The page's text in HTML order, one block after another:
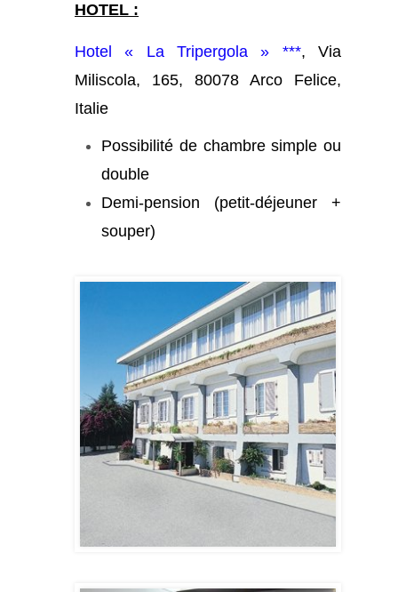
HOTEL :
Hotel « La Tripergola » ***, Via
Miliscola, 165, 80078 Arco Felice,
Italie
Possibilité de chambre simple ou
double
Demi-pension (petit-déjeuner +
souper)